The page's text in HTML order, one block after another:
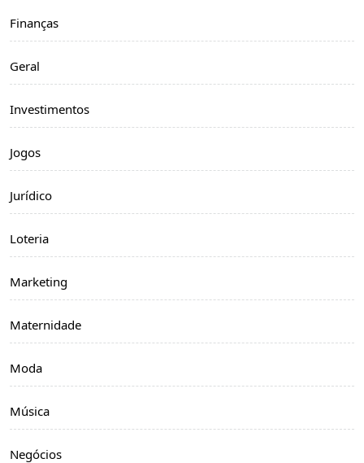
Finanças
Geral
Investimentos
Jogos
Jurídico
Loteria
Marketing
Maternidade
Moda
Música
Negócios